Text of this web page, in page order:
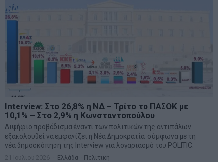
Interview: Στο 26,8% η ΝΔ – Τρίτο το ΠΑΣΟΚ με
10,1% – Στο 2,9% η Κωνσταντοπούλου
Διψήφιο προβάδισμα έναντι των πολιτικών της αντιπάλων
εξακολουθεί να εμφανίζει η Νέα Δημοκρατία, σύμφωνα με τη
νέα δημοσκόπηση της Interview για λογαριασμό του POLITIC.
21 Ιουλίου 2026 Ελλάδα Πολιτική